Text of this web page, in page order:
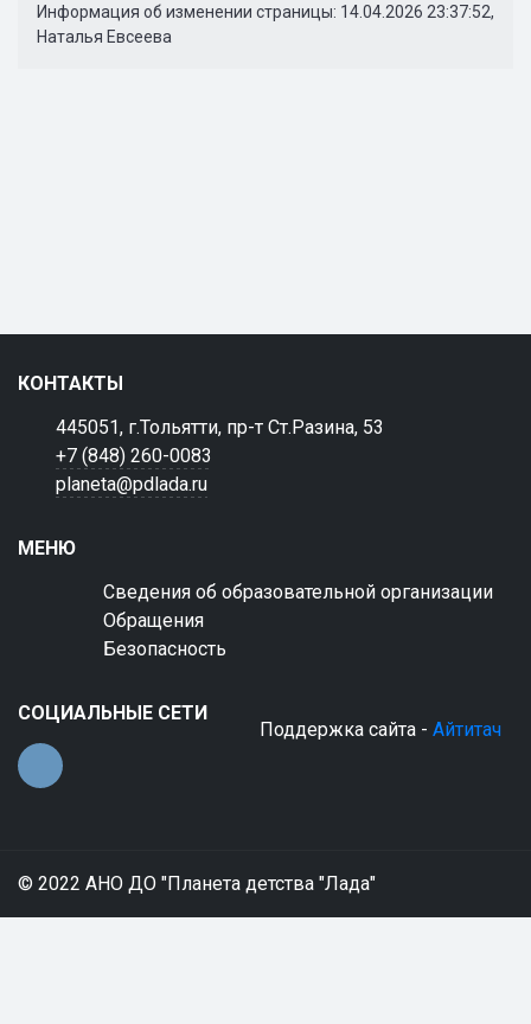
Информация об изменении страницы: 14.04.2026 23:37:52,
Наталья Евсеева
КОНТАКТЫ
445051, г.Тольятти, пр-т Ст.Разина, 53
+7 (848) 260-0083
planeta@pdlada.ru
МЕНЮ
Сведения об образовательной организации
Обращения
Безопасность
СОЦИАЛЬНЫЕ СЕТИ
Поддержка сайта - Айтитач
© 2022 АНО ДО "Планета детства "Лада"